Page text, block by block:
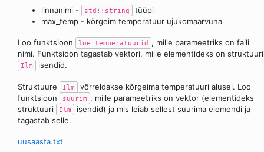
linnanimi - std::string
tüüpi
max_temp - kõrgeim temperatuur ujukomaarvuna
Loo funktsioon loe_temperatuurid , mille parameetriks on faili
nimi. Funktsioon tagastab vektori, mille elementideks on struktuuri
Ilm isendid.
Struktuure Ilm
võrreldakse kõrgeima temperatuuri alusel. Loo
funktsioon
suurim , mille parameetriks on vektor (elementideks
struktuuri
Ilm
isendid) ja mis leiab sellest suurima elemendi ja
tagastab selle.
uusaasta.txt